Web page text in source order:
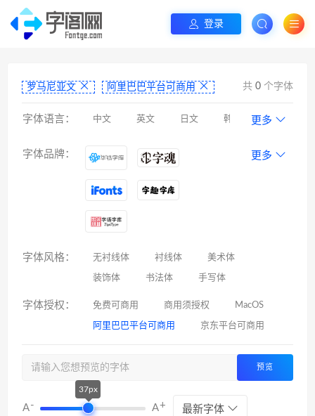
登录
罗马尼亚文 阿里巴巴平台可商用 共 0 个字体
字体语言： 中文 英文 日文 韩文
罗马尼亚文 彝文
更多
字体品牌： 更多
字体风格： 无衬线体 衬线体 美术体
装饰体 书法体 手写体
字体授权： 免费可商用 商用须授权 MacOS
阿里巴巴平台可商用 京东平台可商用
预览
A-
37px
A+ 最新字体